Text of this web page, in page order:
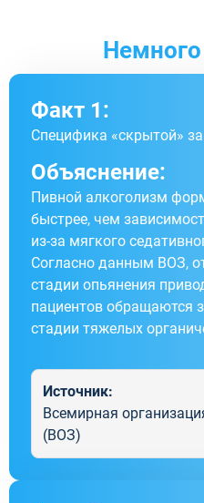
Немного
Факт 1:
Специфика «скрытой»
Объяснение:
Пивной алкоголизм
быстрее, чем
из-за мягкого
Согласно данным ВОЗ,
стадии опьянения
пациентов обращаются
стадии тяжелых
Источник:
Всемирная
(ВОЗ)